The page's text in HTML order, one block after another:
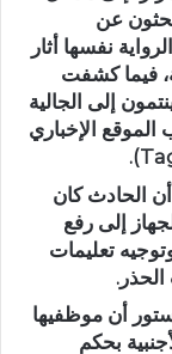
عن
نفسها أثار
فيما كشفت
إلى الجالية
الإخباري
الحادث كان
إلى رفع
تعليمات
أن موظفيها
بحكم